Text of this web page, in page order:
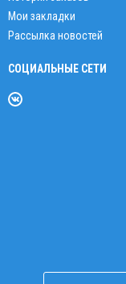
Мои закладки
Рассылка новостей
СОЦИАЛЬНЫЕ СЕТИ